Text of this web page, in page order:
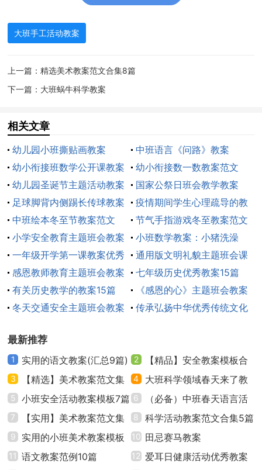
小朋友喜欢你的家吗?
二、教师示范操作过程
1、第一步用剪刀沿图的边线剪下两个正方形。
2、提问：表示什么〔表示涂胶水的`位置(用于图之
间的粘贴)〕。
3、第二步把两个正方形粘贴成房门和在屋里的样
子。
4、剪下梯形，粘贴在门上，做成房子的屋顶。
5、画上屋里的人，装饰房子的屋顶和外墙。
三、幼儿制作
1、提醒幼儿注意安全，不要把剪刀对着自己和小朋
友，不要剪到手。
2、教师巡回指导，重点帮助能力弱的幼儿。
四、评价作品
大班手工活动教案
上一篇：精选美术教案范文合集8篇
下一篇： 大班蜗牛科学教案
相关文章
幼儿园小班撕贴画教案
中班语言《问路》教案
幼小衔接班数学公开课教案
范文（通用12篇）
幼小衔接数一数教案范文
（精选5篇）
幼儿园圣诞节主题活动教案
国家公祭日班会教学教案
足球脚背内侧踢长传球教案
（通用8篇）
疫情期间学生心理疏导的教
案范文（通用12篇）
中班绘本冬至节教案范文
（精选11篇）
节气手指游戏冬至教案范文
（精选16篇）
小学安全教育主题班会教案
(集锦15篇)
小班数学教案：小猪洗澡
一年级开学第一课教案优秀
通用版文明礼貌主题班会课
教案
感恩教师教育主题班会教案
范文（精选25篇）
七年级历史优秀教案15篇
有关历史教学的教案15篇
《感恩的心》主题班会教案
(通用20篇)
冬天交通安全主题班会教案
传承弘扬中华优秀传统文化
最新推荐
1 实用的语文教案(汇总9篇) 2
【精品】安全教案模板合
集7篇
3
【精选】美术教案范文集
合7篇
4
大班科学领域春天来了教
案（通用6篇）
5 小班安全活动教案模板7篇 6
（必备）中班春天语言活
动教案15篇
7
【实用】美术教案范文集
锦7篇
8 科学活动教案范文合集5篇
9
实用的小班美术教案模板
合集九篇
10 田忌赛马教案
11 语文教案范例10篇 12 爱耳日健康活动优秀教案